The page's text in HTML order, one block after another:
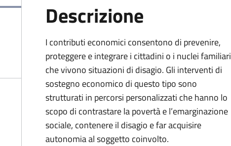
Descrizione
I contributi economici consentono di prevenire,
proteggere e integrare i cittadini o i nuclei familiari
che vivono situazioni di disagio. Gli interventi di
sostegno economico di questo tipo sono
strutturati in percorsi personalizzati che hanno lo
scopo di contrastare la povertà e l’emarginazione
sociale, contenere il disagio e far acquisire
autonomia al soggetto coinvolto.